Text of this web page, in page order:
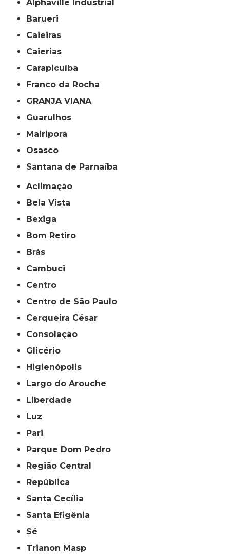
Alphaville Industrial
Barueri
Caieiras
Caierias
Carapicuíba
Franco da Rocha
GRANJA VIANA
Guarulhos
Mairiporã
Osasco
Santana de Parnaíba
Aclimação
Bela Vista
Bexiga
Bom Retiro
Brás
Cambuci
Centro
Centro de São Paulo
Cerqueira César
Consolação
Glicério
Higienópolis
Largo do Arouche
Liberdade
Luz
Pari
Parque Dom Pedro
Região Central
República
Santa Cecília
Santa Efigênia
Sé
Trianon Masp